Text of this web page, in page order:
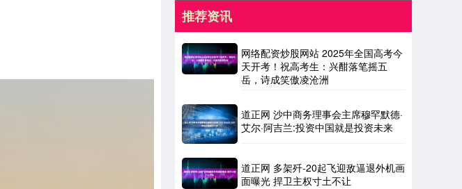
推荐资讯
网络配资炒股网站 2025年全国高考今
天开考！祝高考生：兴酣落笔摇五
岳，诗成笑傲凌沧洲
道正网 沙中商务理事会主席穆罕默德·
艾尔·阿吉兰:投资中国就是投资未来
道正网 多架歼-20起飞迎敌逼退外机画
面曝光 捍卫主权寸土不让